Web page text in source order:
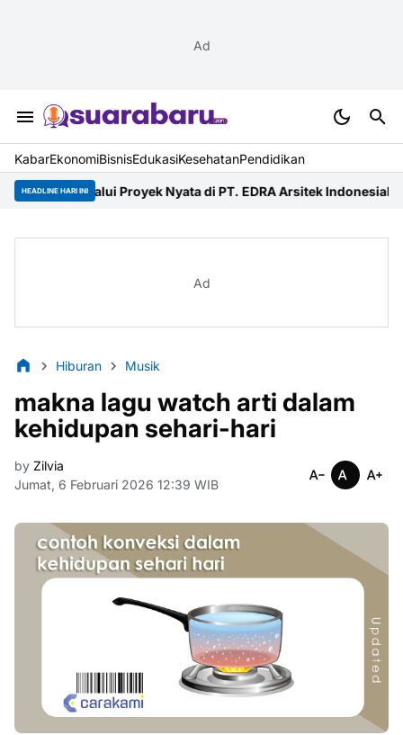
Ad
KabarEkonomiBisnisEdukasiKesehatanPendidikan
HEADLINE HARI INI
Proyek Nyata di PT. EDRA Arsitek IndonesiaMerdeka Ride
Ad
Hiburan Musik
makna lagu watch arti dalam
kehidupan sehari-hari
by Zilvia
Jumat, 6 Februari 2026 12:39 WIB